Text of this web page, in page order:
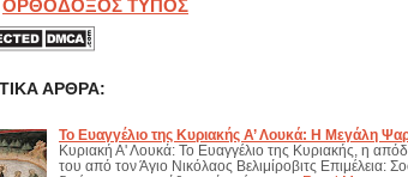
ΟΡΘΟΔΟΞΟΣ ΤΥΠΟΣ
ΆΡΘΡΑ:
Το Ευαγγέλιο της Κυριακής Α’ Λουκά: Η Μεγάλη
Κυριακή Α' Λουκά: Το Ευαγγέλιο της Κυριακής, η
του από τον Άγιο Νικόλαος Βελιμίροβιτς Επιμέλεια: